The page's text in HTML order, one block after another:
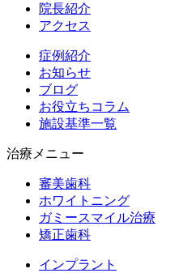
院長紹介
アクセス
症例紹介
お知らせ
ブログ
お役立ちコラム
施設基準一覧
治療メニュー
審美歯科
ホワイトニング
ガミースマイル治療
矯正歯科
インプラント